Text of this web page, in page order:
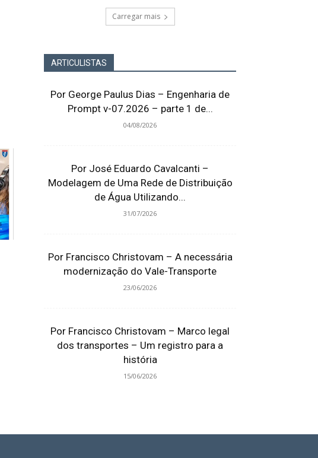
Carregar mais
ARTICULISTAS
Por George Paulus Dias – Engenharia de
Prompt v-07.2026 – parte 1 de...
04/08/2026
Por José Eduardo Cavalcanti –
Modelagem de Uma Rede de Distribuição
de Água Utilizando...
31/07/2026
Por Francisco Christovam – A necessária
modernização do Vale-Transporte
23/06/2026
Por Francisco Christovam – Marco legal
dos transportes – Um registro para a
história
15/06/2026